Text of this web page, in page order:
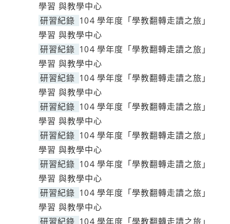
學習 與教學中心
研習紀錄 104 學年度「學教翻轉走讀之旅」
學習 與教學中心
研習紀錄 104 學年度「學教翻轉走讀之旅」
學習 與教學中心
研習紀錄 104 學年度「學教翻轉走讀之旅」
學習 與教學中心
研習紀錄 104 學年度「學教翻轉走讀之旅」
學習 與教學中心
研習紀錄 104 學年度「學教翻轉走讀之旅」
學習 與教學中心
研習紀錄 104 學年度「學教翻轉走讀之旅」
學習 與教學中心
研習紀錄 104 學年度「學教翻轉走讀之旅」
學習 與教學中心
研習紀錄 104 學年度「學教翻轉走讀之旅」